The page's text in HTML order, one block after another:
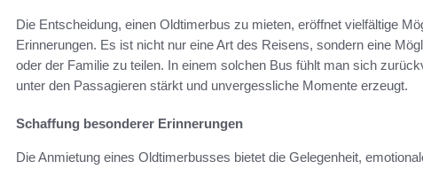
Die Entscheidung, einen Oldtimerbus zu mieten, eröffnet vielfältige
Erinnerungen. Es ist nicht nur eine Art des Reisens, sondern eine
oder der Familie zu teilen. In einem solchen Bus fühlt man sich
unter den Passagieren stärkt und unvergessliche Momente erzeugt.
Schaffung besonderer Erinnerungen
Die Anmietung eines Oldtimerbusses bietet die Gelegenheit,